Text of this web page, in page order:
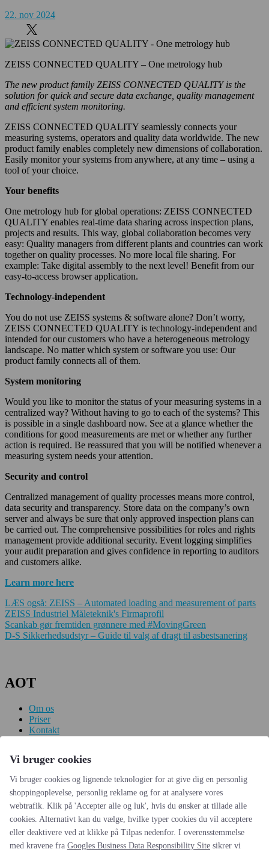
22. nov 2024
ZEISS CONNECTED QUALITY – One metrology hub
The new product family ZEISS CONNECTED QUALITY is the
solution for quick and secure data exchange, quality management
and efficient system monitoring.
ZEISS CONNECTED QUALITY seamlessly connects your
measuring systems, operators and quality data worldwide. The new
product family enables completely new dimensions of collaboration.
Easily monitor your systems from anywhere, at any time – using a
tool of your choice.
Your benefits
One metrology hub for global operations: ZEISS CONNECTED
QUALITY enables real-time data sharing across inspection plans,
projects and results. This way, global collaboration becomes very
easy: Quality managers from different plants and countries can work
together on quality processes. No more local file sharing. For
example: Take digital assembly to the next level! Benefit from our
easy-to-access browser application.
Technology-independent
You do not use ZEISS systems & software alone? Don’t worry,
ZEISS CONNECTED QUALITY is technology-independent and
intended for our customers who have a heterogeneous metrology
landscape. No matter which system or software you use: Our
product family connects all of them.
System monitoring
Would you like to monitor the status of your measuring systems in a
centralized way? Without having to go to each of the systems? This
is possible in a single dashboard now. See at a glance whether the
conditions for good measurements are met or whether any further
action is required. Be reassured that you will be notified whenever a
measuring system needs your attention.
Security and control
Centralized management of quality processes means more control,
data security and transparency. Store data on the company’s own
server and always be sure that only approved inspection plans can
be carried out. The comprehensive possibilities for roles and rights
management provide additional security. Event logging simplifies
your audit preparation and gives confidence in reporting to auditors
and customers alike.
Learn more here
LÆS også: ZEISS – Automated loading and measurement of parts
ZEISS Industriel Måleteknik's Firmaprofil
Indlægsnavigation
Scankab gør fremtiden grønnere med #MovingGreen
D-S Sikkerhedsudstyr – Guide til valg af dragt til asbestsanering
AOT
Om os
Priser
Kontakt
Videncentre
Teknologisk Institut
Bitva
Videncentre
Litteratur
Forkortelser
Ståbi
Vi bruger cookies
Vi bruger cookies og lignende teknologier for at give dig en personlig
shoppingoplevelse, personlig reklame og for at analysere vores
webtrafik. Klik på 'Accepter alle og luk', hvis du ønsker at tillade alle
cookies. Alternativt kan du vælge, hvilke typer cookies du vil acceptere
eller deaktivere ved at klikke på Tilpas nedenfor. I overensstemmelse
med kravene fra Googles Business Data Responsibility Site sikrer vi